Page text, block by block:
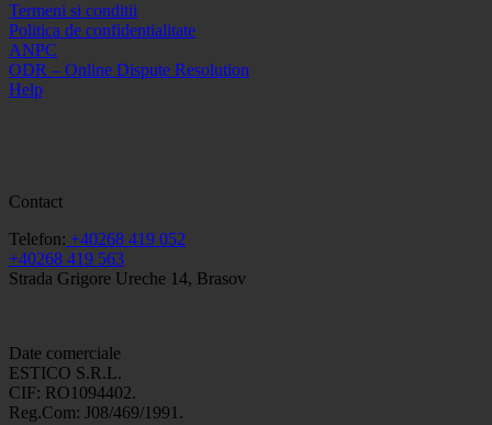
Termeni si conditii
Politica de confidentialitate
ANPC
ODR – Online Dispute Resolution
Help
Contact
Telefon: +40268 419 052
+40268 419 563
Strada Grigore Ureche 14, Brasov
Date comerciale
ESTICO S.R.L.
CIF: RO1094402.
Reg.Com: J08/469/1991.